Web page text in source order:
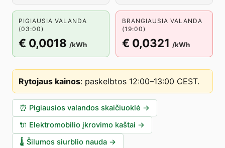
PIGIAUSIA VALANDA
(03:00)
€ 0,0018 /kWh
BRANGIAUSIA VALANDA
(19:00)
€ 0,0321 /kWh
Rytojaus kainos: paskelbtos 12:00–13:00 CEST.
⏰ Pigiausios valandos skaičiuoklė →
🔌 Elektromobilio įkrovimo kaštai →
🌡️ Šilumos siurblio nauda →